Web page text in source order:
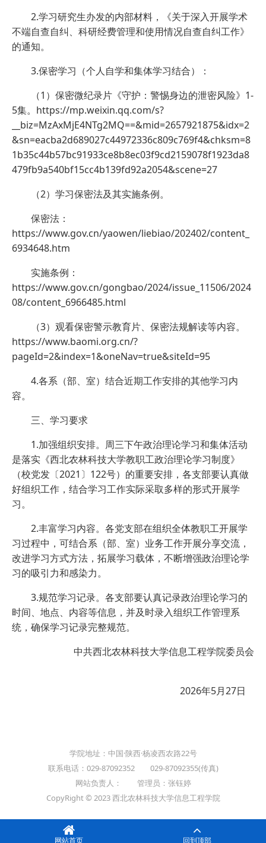
2.学习研究生办发的内部材料，《关于深入开展学术
不端自查自纠、科研经费管理和使用情况自查自纠工作》
的通知。
3.保密学习（个人自学和集体学习结合）：
（1）保密微纪录片《守护：警惕身边的泄密风险》1-
5集。https://mp.weixin.qq.com/s?
__biz=MzAxMjE4NTg2MQ==&mid=2657921875&idx=2
&sn=eacba2d689027c44972336c809c769f4&chksm=8
1b35c44b57bc91933ce8b8ec03f9cd2159078f1923da8
479fb9a540bf15cc4b139fd92a2054&scene=27
（2）学习保密法及其实施条例。
保密法：
https://www.gov.cn/yaowen/liebiao/202402/content_
6934648.htm
实施条例：
https://www.gov.cn/gongbao/2024/issue_11506/2024
08/content_6966485.html
（3）观看保密警示教育片、保密法规解读等内容。
https://www.baomi.org.cn/?
pageId=2&index=1&oneNav=true&siteId=95
4.各系（部、室）结合近期工作安排的其他学习内
容。
三、学习要求
1.加强组织安排。周三下午政治理论学习和集体活动
是落实《西北农林科技大学教职工政治理论学习制度》
（校党发〔2021〕122号）的重要安排，各支部要认真做
好组织工作，结合学习工作实际采取多样的形式开展学
习。
2.丰富学习内容。各党支部在组织全体教职工开展学
习过程中，可结合系（部、室）业务工作开展分享交流，
改进学习方式方法，拓展学习载体，不断增强政治理论学
习的吸引力和感染力。
3.规范学习记录。各支部要认真记录政治理论学习的
时间、地点、内容等信息，并及时录入组织工作管理系
统，确保学习记录完整规范。
中共西北农林科技大学信息工程学院委员会
2026年5月27日
学院地址：中国·陕西·杨凌西农路22号
联系电话：029-87092352 029-87092355(传真)
网站负责人： 管理员：张钰婷
CopyRight © 2023 西北农林科技大学信息工程学院
网站首页 回到顶部